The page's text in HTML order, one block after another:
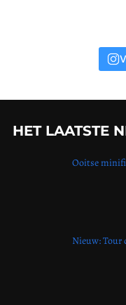
HET LAATSTE
Ooitse
Nieuw: Tour